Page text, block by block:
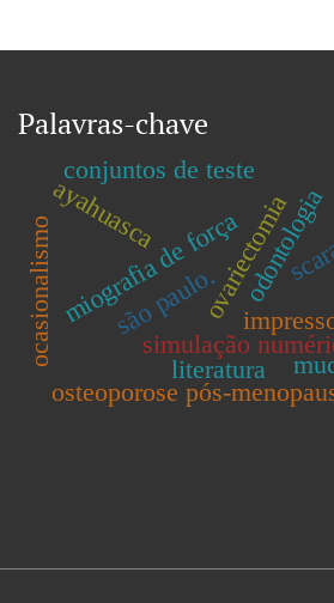
Palavras-chave
simulação
ovariectomia
osteoporose pós-
miografia de força
ayahuasca
ocasionalismo odontologia
são paulo.
conjuntos de teste
literatura